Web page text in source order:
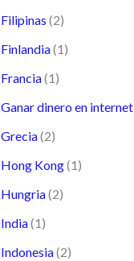
Filipinas (2)
Finlandia(1)
Francia(1)
Ganar dinero en internet
Grecia(2)
Hong Kong(1)
Hungria(2)
India(1)
Indonesia(2)